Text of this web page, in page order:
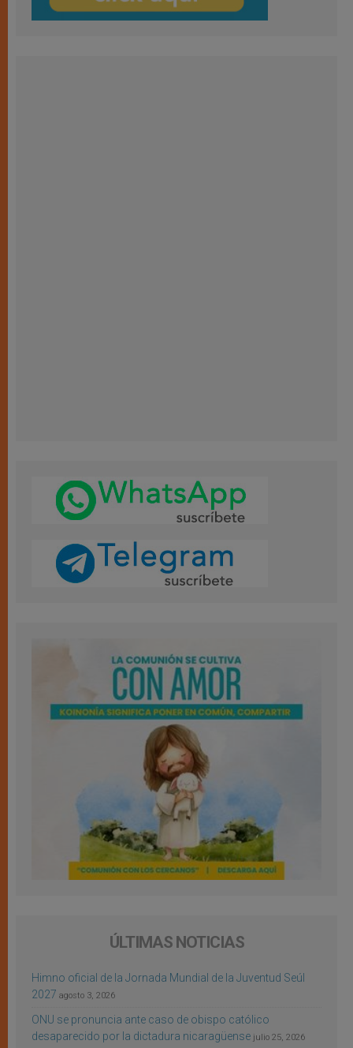
ÚLTIMAS NOTICIAS
Himno oficial de la Jornada Mundial de la Juventud Seúl
2027 agosto 3, 2026
ONU se pronuncia ante caso de obispo católico
desaparecido por la dictadura nicaragüense julio 25, 2026